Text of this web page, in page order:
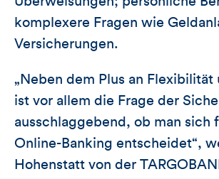
komplexere Fragen wie
Versicherungen.
„Neben dem Plus an Flexibilität
ist vor allem die Frage der
ausschlaggebend, ob man sich
Online-Banking entscheidet“,
Hohenstatt von der